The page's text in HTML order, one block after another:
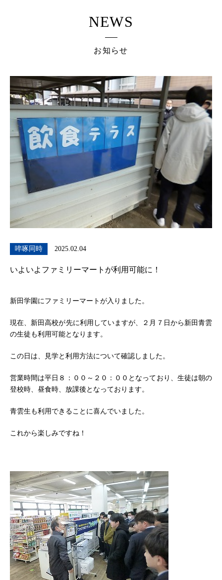
NEWS
お知らせ
啐啄同時 2025.02.04
いよいよファミリーマートが利用可能に！
新田学園にファミリーマートが入りました。
現在、新田高校が先に利用していますが、２月７日から新田青雲
の生徒も利用可能となります。
この日は、見学と利用方法について確認しました。
営業時間は平日８：００～２０：００となっており、生徒は朝の
登校時、昼食時、放課後となっております。
青雲生も利用できることに喜んでいました。
これから楽しみですね！